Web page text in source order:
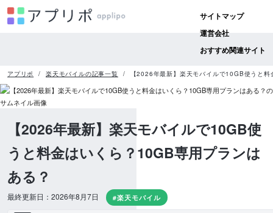
サイトマップ
運営会社
おすすめ関連サイト
アプリポ 楽天モバイルの記事一覧 【2026年最新】楽天モバイルで10GB使うと
【2026年最新】楽天モバイルで10GB使
うと料金はいくら？10GB専用プランは
ある？
最終更新日：2026年8月7日 #楽天モバイル